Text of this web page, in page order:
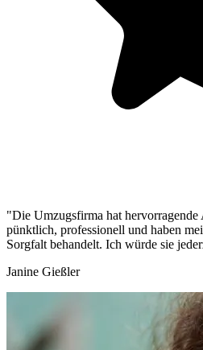
"Die Umzugsfirma hat hervorragende
pünktlich, professionell und haben
Sorgfalt behandelt. Ich würde sie
Janine Gießler